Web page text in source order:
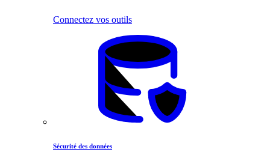
Connectez vos outils
Sécurité des données